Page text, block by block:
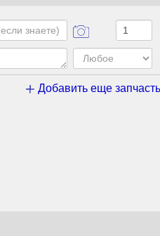
Добавить еще запчасть